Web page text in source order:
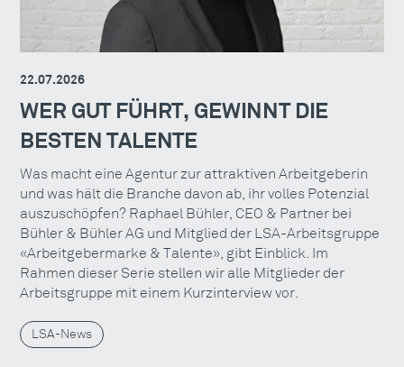
22.07.2026
WER GUT FÜHRT, GEWINNT DIE
BESTEN TALENTE
Was macht eine Agentur zur attraktiven Arbeitgeberin
und was hält die Branche davon ab, ihr volles Potenzial
auszuschöpfen? Raphael Bühler, CEO & Partner bei
Bühler & Bühler AG und Mitglied der LSA-Arbeitsgruppe
«Arbeitgebermarke & Talente», gibt Einblick. Im
Rahmen dieser Serie stellen wir alle Mitglieder der
Arbeitsgruppe mit einem Kurzinterview vor.
LSA-News